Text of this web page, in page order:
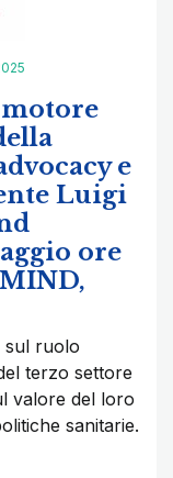
motore
e
Luigi
ore
sul ruolo
terzo settore
valore del loro
sanitarie.